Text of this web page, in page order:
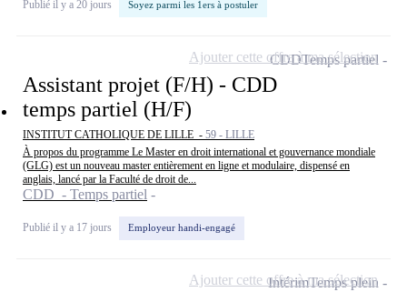
Publié il y a 20 jours Soyez parmi les 1ers à postuler
Assistant projet (F/H) - CDD
temps partiel (H/F)
INSTITUT CATHOLIQUE DE LILLE - 59 - LILLE
À propos du programme Le Master en droit international et gouvernance mondiale
(GLG) est un nouveau master entièrement en ligne et modulaire, dispensé en
anglais, lancé par la Faculté de droit de...
CDD - Temps partiel
Publié il y a 17 jours Employeur handi-engagé
CDDTemps partiel
Ajouter cette offre à ma sélection
IntérimTemps plein
Ajouter cette offre à ma sélection